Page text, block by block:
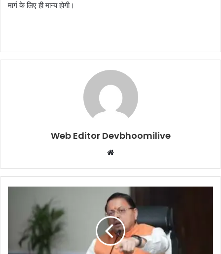
मार्ग के लिए ही मान्य होगी।
Web Editor Devbhoomilive
Website